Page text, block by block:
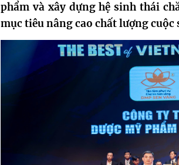
phẩm và xây dựng hệ sinh thái
mục tiêu nâng cao chất lượng cuộc